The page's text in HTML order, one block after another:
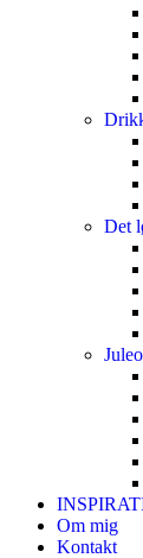
Det
Om mig
Kontakt